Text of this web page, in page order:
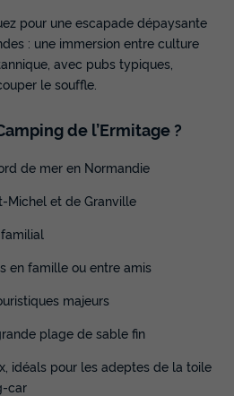
- Mobil-home - 2 chambres
413 €
pour une escapade dépaysante
: une immersion entre culture
avec pubs typiques,
le souffle.
de l’Ermitage ?
de mer en Normandie
Michel et de Granville
en famille ou entre amis
majeurs
plage de sable fin
idéals pour les adeptes de la toile
car